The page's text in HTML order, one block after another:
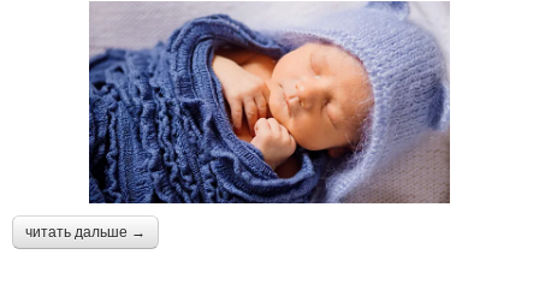
читать дальше →